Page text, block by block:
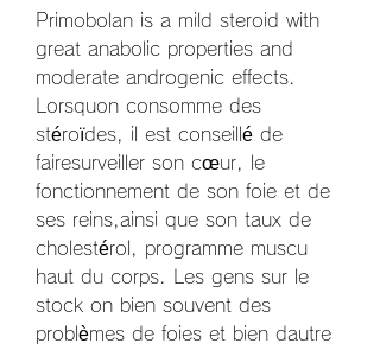
Primobolan is a mild steroid with
great anabolic properties and
moderate androgenic effects.
Lorsquon consomme des
stéroïdes, il est conseillé de
fairesurveiller son cœur, le
fonctionnement de son foie et de
ses reins,ainsi que son taux de
cholestérol, programme muscu
haut du corps. Les gens sur le
stock on bien souvent des
problèmes de foies et bien dautre